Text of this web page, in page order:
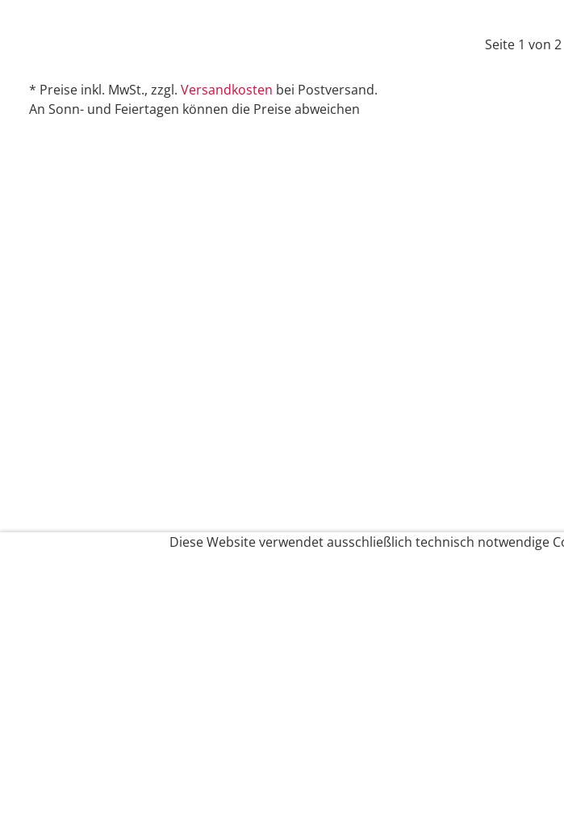
Seite 1 von 2
* Preise inkl. MwSt., zzgl. Versandkosten bei Postversand.
An Sonn- und Feiertagen können die Preise abweichen
Diese Website verwendet ausschließlich technisch notwendige